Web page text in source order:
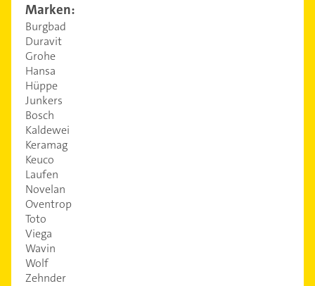
Marken:
Burgbad
Duravit
Grohe
Hansa
Hüppe
Junkers
Bosch
Kaldewei
Keramag
Keuco
Laufen
Novelan
Oventrop
Toto
Viega
Wavin
Wolf
Zehnder